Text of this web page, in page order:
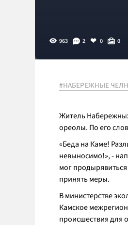
963 2 0 0
#НАБЕРЕЖНЫЕ
Житель
ореолы. По его
«Беда на Каме!
невыносимо!», -
мог
принять меры.
В министерстве
Камское
происшествия для